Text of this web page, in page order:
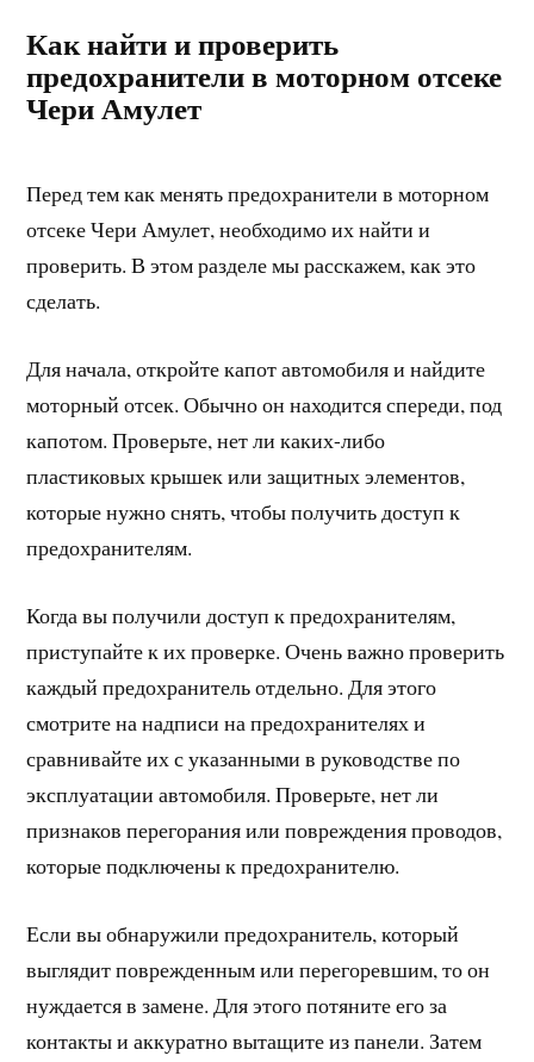
Как найти и проверить
предохранители в моторном отсеке
Чери Амулет
Перед тем как менять предохранители в моторном
отсеке Чери Амулет, необходимо их найти и
проверить. В этом разделе мы расскажем, как это
сделать.
Для начала, откройте капот автомобиля и найдите
моторный отсек. Обычно он находится спереди, под
капотом. Проверьте, нет ли каких-либо
пластиковых крышек или защитных элементов,
которые нужно снять, чтобы получить доступ к
предохранителям.
Когда вы получили доступ к предохранителям,
приступайте к их проверке. Очень важно проверить
каждый предохранитель отдельно. Для этого
смотрите на надписи на предохранителях и
сравнивайте их с указанными в руководстве по
эксплуатации автомобиля. Проверьте, нет ли
признаков перегорания или повреждения проводов,
которые подключены к предохранителю.
Если вы обнаружили предохранитель, который
выглядит поврежденным или перегоревшим, то он
нуждается в замене. Для этого потяните его за
контакты и аккуратно вытащите из панели. Затем